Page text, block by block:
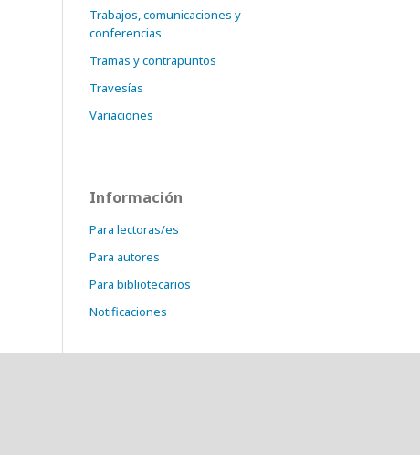
Trabajos, comunicaciones y
conferencias
Tramas y contrapuntos
Travesías
Variaciones
Información
Para lectoras/es
Para autores
Para bibliotecarios
Notificaciones